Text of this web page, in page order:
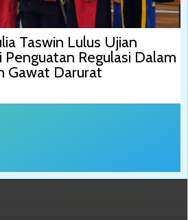
Taswin Lulus Ujian
Regulasi Dalam
Gawat Darurat